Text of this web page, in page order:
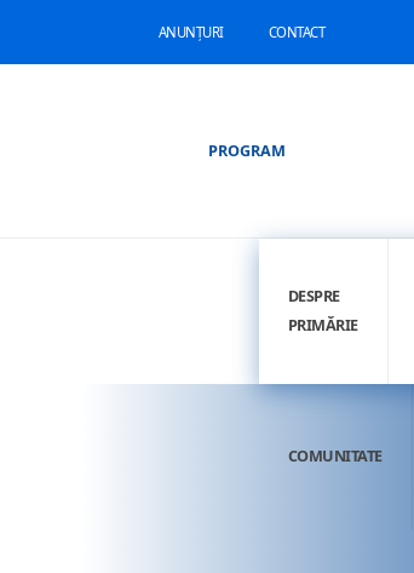
ANUNȚURI CONTACT
PROGRAM
DESPRE
PRIMĂRIE
COMUNITATE